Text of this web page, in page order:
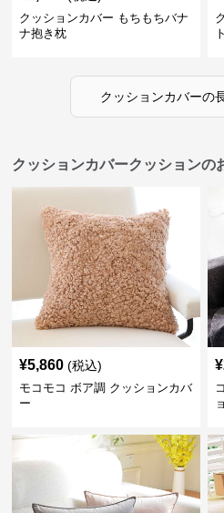
クッションカバー もちもちバナ
ナ抱き枕
クッションカバーの
クッションカバークッションの
¥5,860 (税込)
モコモコ ボア調 クッションカバ
ー
¥